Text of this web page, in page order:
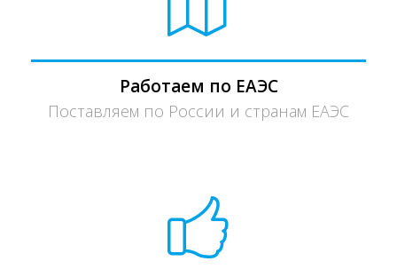
Работаем по ЕАЭС
Поставляем по России и странам ЕАЭС